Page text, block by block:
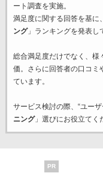
ート調査を実施。
満足度に関する回答を基に
ング」ランキングを発表し
総合満足度だけでなく、様
価。さらに回答者の口コミ
ています。
サービス検討の際、“ユー
ニング」選びにお役立てく
PR